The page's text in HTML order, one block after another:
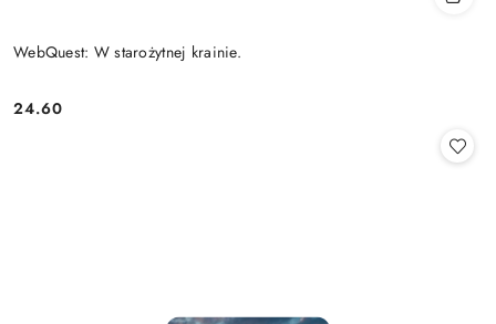
WebQuest: W starożytnej krainie.
Cena:
24.60